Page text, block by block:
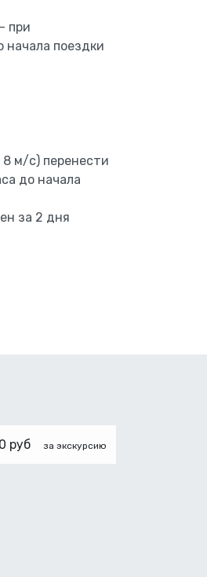
при
начала поездки
8 м/с) перенести
до начала
за 2 дня
руб за экскурсию